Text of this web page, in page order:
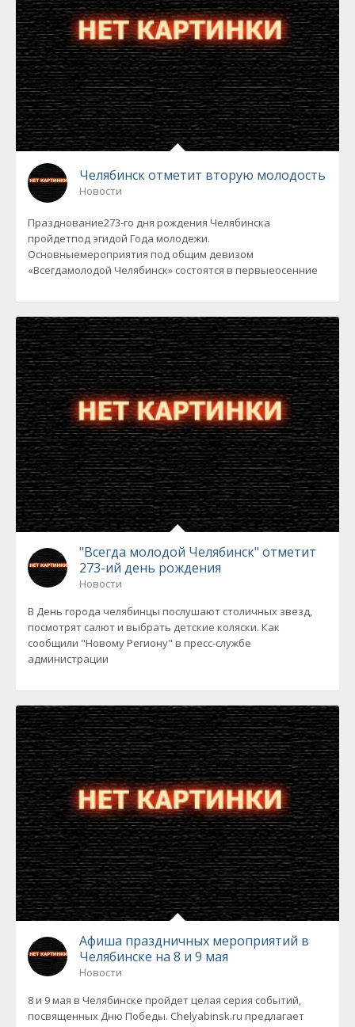
Челябинск отметит вторую молодость
Новости
Празднование273-го дня рождения Челябинска
пройдетпод эгидой Года молодежи.
Основныемероприятия под общим девизом
«Всегдамолодой Челябинск» состоятся в первыеосенние
"Всегда молодой Челябинск" отметит
273-ий день рождения
Новости
В День города челябинцы послушают столичных звезд,
посмотрят салют и выбрать детские коляски. Как
сообщили "Новому Региону" в пресс-службе
администрации
Афиша праздничных мероприятий в
Челябинске на 8 и 9 мая
Новости
8 и 9 мая в Челябинске пройдет целая серия событий,
посвященных Дню Победы. Chelyabinsk.ru предлагает